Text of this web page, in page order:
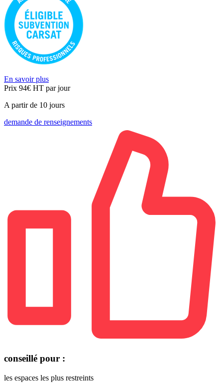
En savoir plus
Prix 94€ HT par jour
A partir de 10 jours
demande de renseignements
conseillé pour :
les espaces les plus restreints